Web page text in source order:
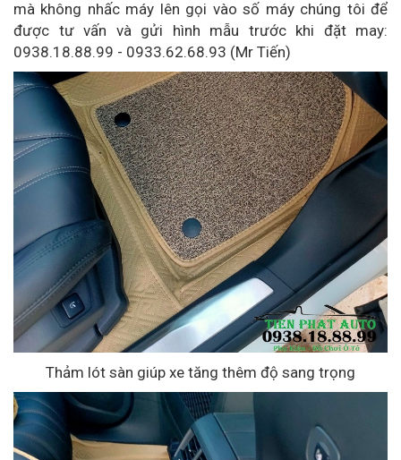
mà không nhấc máy lên gọi vào số máy chúng tôi để
được tư vấn và gửi hình mẫu trước khi đặt may:
0938.18.88.99 - 0933.62.68.93 (Mr Tiến)
Thảm lót sàn giúp xe tăng thêm độ sang trọng